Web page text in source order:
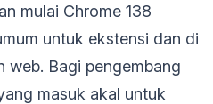
mulai Chrome 138
untuk ekstensi dan di
web. Bagi pengembang
masuk akal untuk